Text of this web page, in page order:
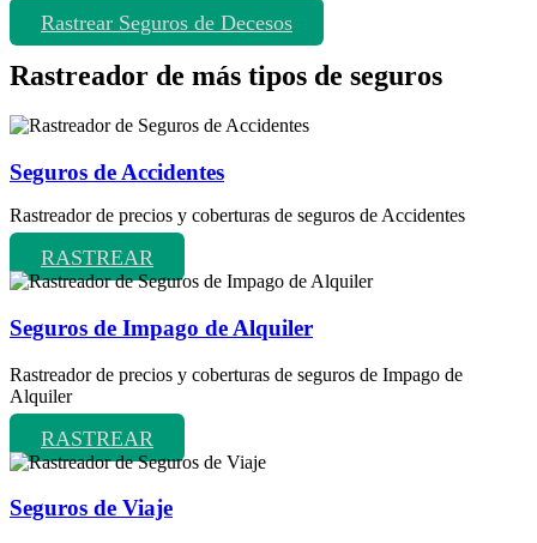
Rastrear Seguros de Decesos
Rastreador de más tipos de seguros
Seguros de Accidentes
Rastreador de precios y coberturas de seguros de Accidentes
RASTREAR
Seguros de Impago de Alquiler
Rastreador de precios y coberturas de seguros de Impago de
Alquiler
RASTREAR
Seguros de Viaje